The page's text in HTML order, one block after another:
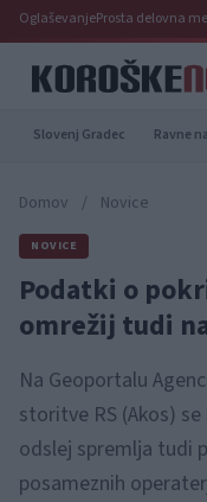
OglaševanjeProsta delovna
Slovenj Gradec Ravne
Domov / Novice
NOVICE
Podatki o
omrežij tudi
Na Geoportalu
storitve RS (Akos)
odslej spremlja tudi
posameznih